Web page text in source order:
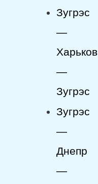
Зугрэс
—
Харьков
—
Зугрэс
Зугрэс
—
Днепр
—